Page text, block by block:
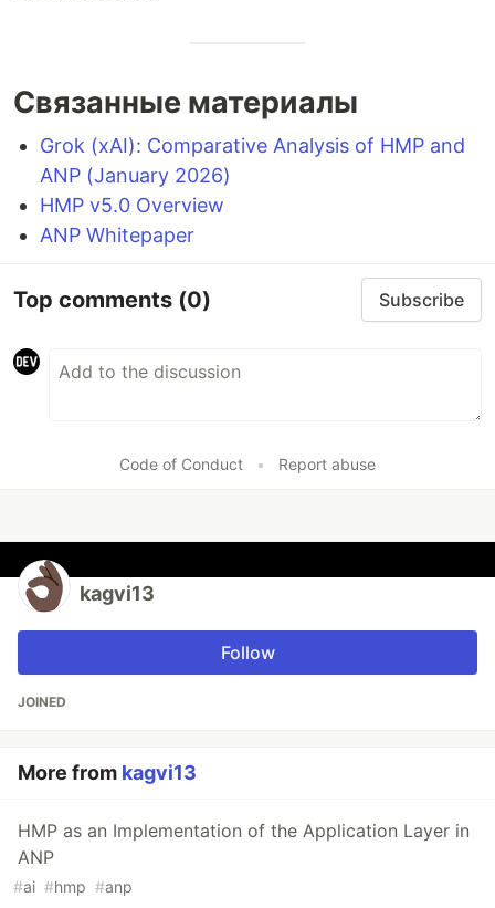
Связанные материалы
Grok (xAI): Comparative Analysis of HMP and
ANP (January 2026)
HMP v5.0 Overview
ANP Whitepaper
Top comments (0) Subscribe
Code of Conduct • Report abuse
kagvi13
Follow
JOINED
More from kagvi13
HMP as an Implementation of the Application Layer in
ANP
#ai #hmp #anp